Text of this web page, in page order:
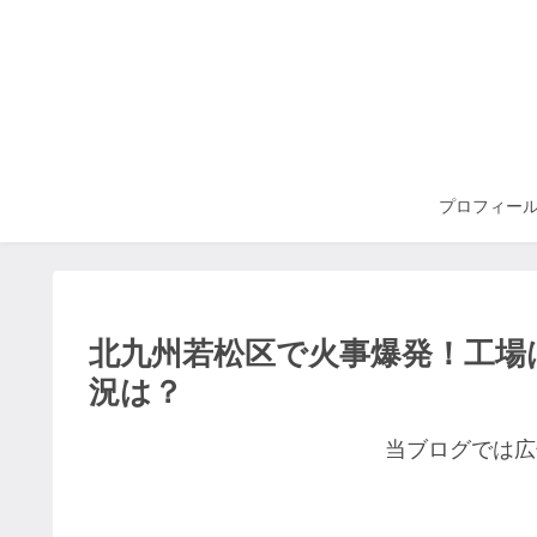
プロフィー
北九州若松区で火事爆発！工
況は？
当ブログでは